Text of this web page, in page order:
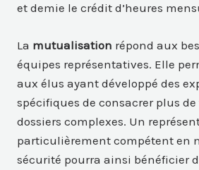
et demie le crédit d’heures
La mutualisation répond aux
équipes représentatives. Elle
aux élus ayant développé des
spécifiques de consacrer plus
dossiers complexes. Un
particulièrement compétent en
sécurité pourra ainsi bénéficier